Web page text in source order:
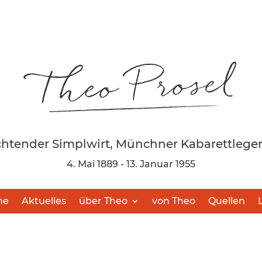
Simplwirt, Münchner
4. Mai 1889 - 13. Januar 1955
Aktuelles über Theo von Theo Quellen